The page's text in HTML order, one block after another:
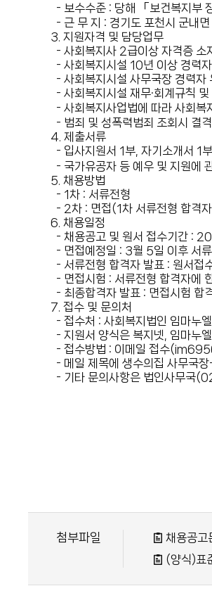
- 보수수준 : 당해
「보건복지부
- 근 무 지 : 경기도 포천시 군내
3. 지원자격 및 담당업무
- 사회복지사 2급이상 자격증 소
- 사회복지시설 10년 이상 경력자
- 사회복지시설 사무국장 경력자
- 사회복지시설 재무·회계규칙
- 사회복지사업법에 따라 사회
- 범죄 및 성폭력범죄 조회시 결
4. 제출서류
- 입사지원서 1부, 자기소개서 1
- 국가유공자 등 예우 및 지원에
5. 채용방법
- 1차 : 서류전형
- 2차 : 면접(1차 서류전형 합격
6. 채용일정
- 채용공고 및 원서 접수기간 :
- 면접예정일 : 3월 5일 이후 서
- 서류전형 합격자 발표 : 원서접
- 면접시험 : 서류전형 합격자에
- 최종합격자 발표 : 면접시험 합
7. 접수 및 문의처
- 접수처 : 사회복지법인 임마누
- 지원서 양식은 복지넷, 임마
- 접수방법 : 이메일 접수
- 메일 제목에 생수의집 사무국
- 기타 문의사항은 법인사무국
첨부파일
채용공
(양식)표